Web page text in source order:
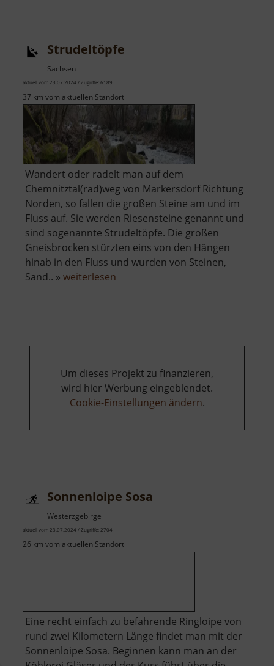
Strudeltöpfe
Sachsen
aktuell vom 23.07.2024 / Zugriffe: 6189
37 km vom aktuellen Standort
Wandert oder radelt man auf dem
Chemnitztal(rad)weg von Markersdorf Richtung
Norden, so fallen die großen Steine am und im
Fluss auf. Sie werden Riesensteine genannt und
sind sogenannte Strudeltöpfe. Die großen
Gneisbrocken stürzten eins von den Hängen
hinab in den Fluss und wurden von Steinen,
Sand.. » weiterlesen
Um dieses Projekt zu finanzieren,
wird hier Werbung eingeblendet.
Cookie-Einstellungen ändern.
Sonnenloipe Sosa
Westerzgebirge
aktuell vom 23.07.2024 / Zugriffe: 2704
26 km vom aktuellen Standort
Eine recht einfach zu befahrende Ringloipe von
rund zwei Kilometern Länge findet man mit der
Sonnenloipe Sosa. Beginnen kann man an der